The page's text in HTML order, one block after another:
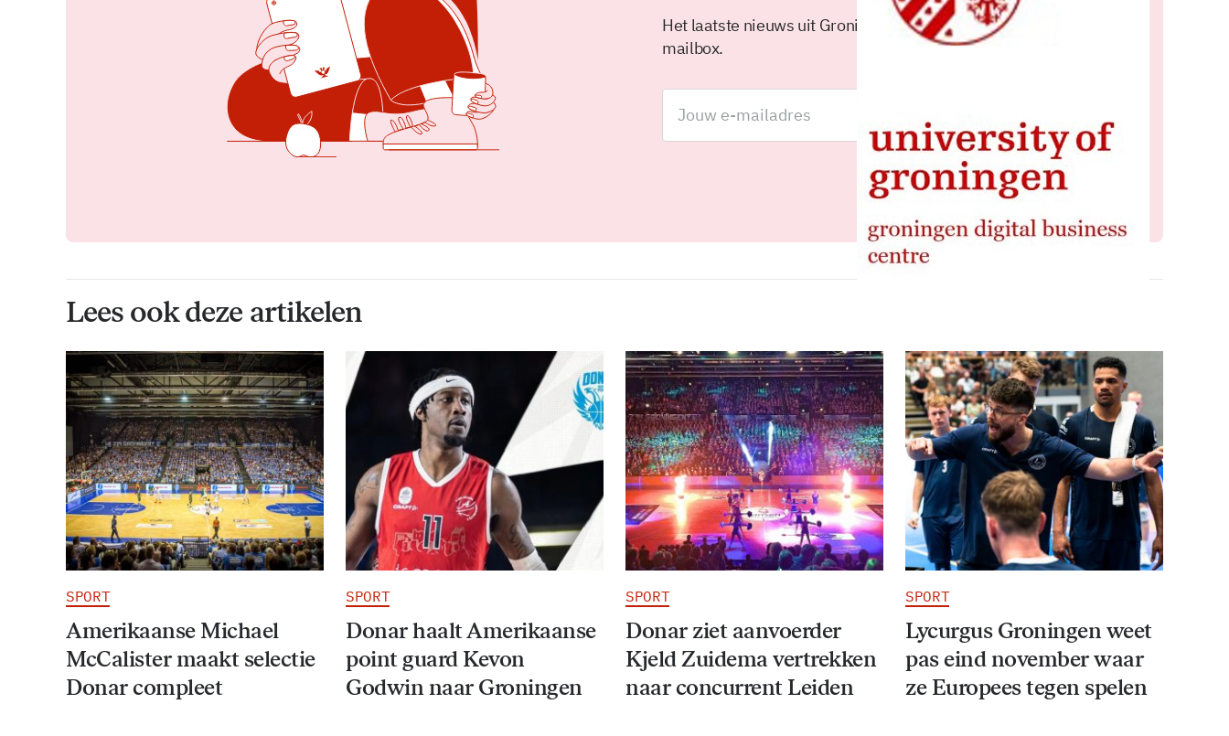
Het laatste nieuws uit Groningen elke middag in je
mailbox.
Lees ook deze artikelen
SPORT
Amerikaanse Michael
McCalister maakt selectie
Donar compleet
SPORT
Donar haalt Amerikaanse
point guard Kevon
Godwin naar Groningen
SPORT
Donar ziet aanvoerder
Kjeld Zuidema vertrekken
naar concurrent Leiden
SPORT
Lycurgus Groningen weet
pas eind november waar
ze Europees tegen spelen